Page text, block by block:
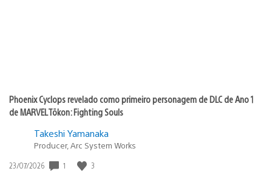
Phoenix Cyclops revelado como primeiro personagem de DLC de Ano 1
de MARVEL Tōkon: Fighting Souls
Takeshi Yamanaka
Producer, Arc System Works
Data
23/07/2026 1 3